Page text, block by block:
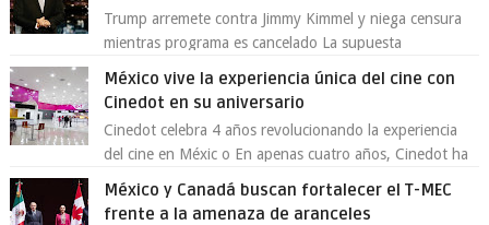
Trump arremete contra Jimmy Kimmel y niega censura
mientras programa es cancelado La supuesta
México vive la experiencia única del cine con
Cinedot en su aniversario
Cinedot celebra 4 años revolucionando la experiencia
del cine en Méxic o En apenas cuatro años, Cinedot ha
México y Canadá buscan fortalecer el T-MEC
frente a la amenaza de aranceles